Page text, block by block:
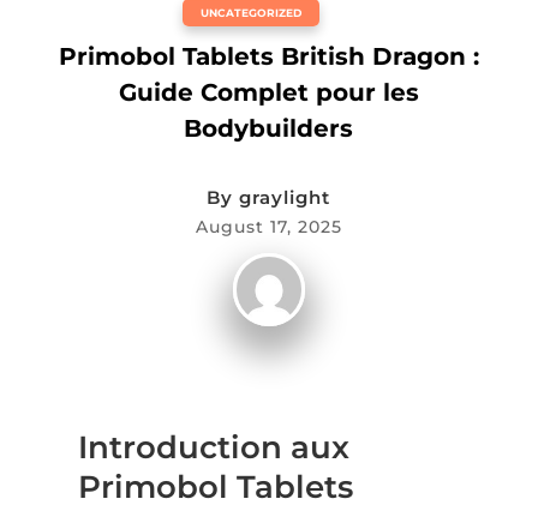
UNCATEGORIZED
Primobol Tablets British Dragon :
Guide Complet pour les
Bodybuilders
Bygraylight
August 17, 2025
Introduction aux
Primobol Tablets